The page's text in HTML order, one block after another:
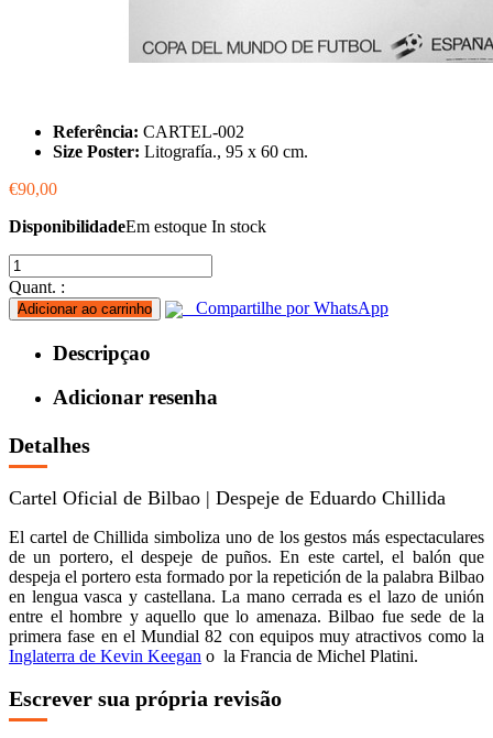
Referência: CARTEL-002
Size Poster: Litografía., 95 x 60 cm.
€90,00
DisponibilidadeEm estoque In stock
Quant. :
Adicionar ao carrinho Compartilhe por WhatsApp
Descripçao
Adicionar resenha
Detalhes
Cartel Oficial de Bilbao | Despeje de Eduardo Chillida
El cartel de Chillida simboliza uno de los gestos más espectaculares
de un portero, el despeje de puños. En este cartel, el balón que
despeja el portero esta formado por la repetición de la palabra Bilbao
en lengua vasca y castellana. La mano cerrada es el lazo de unión
entre el hombre y aquello que lo amenaza. Bilbao fue sede de la
primera fase en el Mundial 82 con equipos muy atractivos como la
Inglaterra de Kevin Keegan o la Francia de Michel Platini.
Escrever sua própria revisão